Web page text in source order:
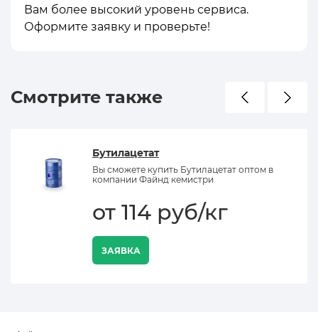
Вам более высокий уровень сервиса.
Оформите заявку и проверьте!
Смотрите также
Бутилацетат
Вы сможете купить Бутилацетат оптом в
компании Файнд кемистри
от 114 руб/кг
ЗАЯВКА